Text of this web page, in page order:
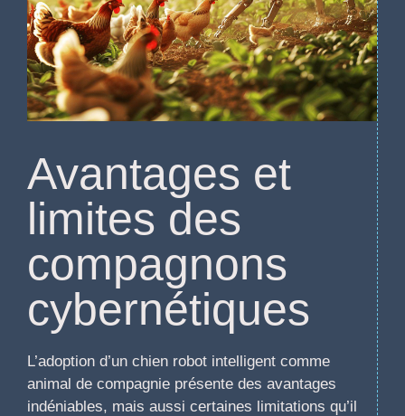
Avantages et
limites des
compagnons
cybernétiques
L’adoption d’un chien robot intelligent comme
animal de compagnie présente des avantages
indéniables, mais aussi certaines limitations qu’il